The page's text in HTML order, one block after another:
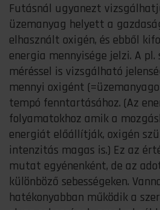
Futásnál ugyanezt
üzemanyag helyett a
elhasznált oxigén, és ebből
energia mennyisége jelzi. A
méréssel is vizsgálható
mennyi oxigént
tempó fenntartásához. (Az
folyamatokhoz amik a
energiát előállítják, oxigén
intenzitás magas is.) Ez az
mutat egyénenként, de az
különböző sebességeken.
hatékonyabban működik a